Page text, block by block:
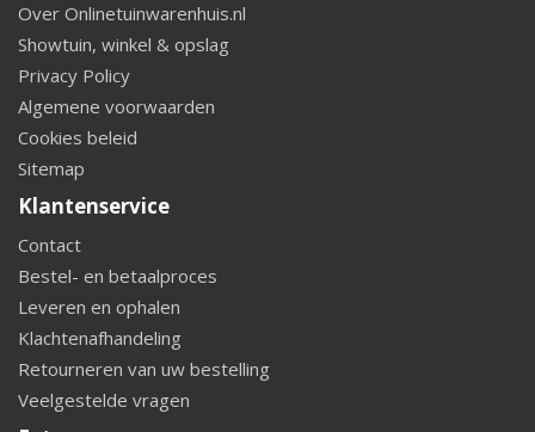
Over Onlinetuinwarenhuis.nl
Showtuin, winkel & opslag
Privacy Policy
Algemene voorwaarden
Cookies beleid
Sitemap
Klantenservice
Contact
Bestel- en betaalproces
Leveren en ophalen
Klachtenafhandeling
Retourneren van uw bestelling
Veelgestelde vragen